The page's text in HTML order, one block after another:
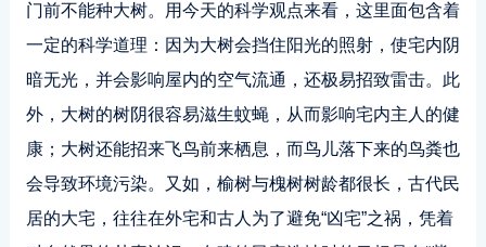
门前不能种大树。用今天的科学观点来看，这里面包含着
一定的科学道理：因为大树会挡住阳光的照射，使宅内阴
暗无光，并会影响屋内的空气流通，还极易招致雷击。此
外，大树的树阴很容易滋生蚊蝇，从而影响宅内主人的健
康；大树还能招来飞鸟前来栖息，而鸟儿落下来的鸟粪也
会导致环境污染。又如，榆树与槐树树龄都很长，古代民
居的大宅，往往在外宅和古人为了避免“凶宅”之祸，凭着